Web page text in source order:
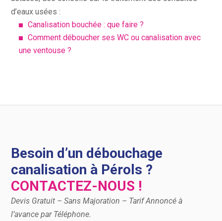
d’eaux usées :
Canalisation bouchée : que faire ?
Comment déboucher ses WC ou canalisation avec
une ventouse ?
Besoin d’un débouchage
canalisation à Pérols ?
CONTACTEZ-NOUS !
Devis Gratuit – Sans Majoration – Tarif Annoncé à
l’avance par Téléphone.